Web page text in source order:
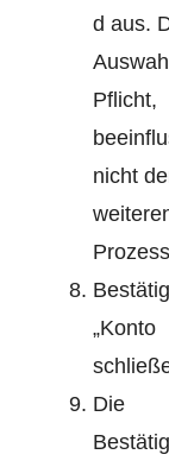
d aus.
Pflicht,
nicht
„Konto
Die